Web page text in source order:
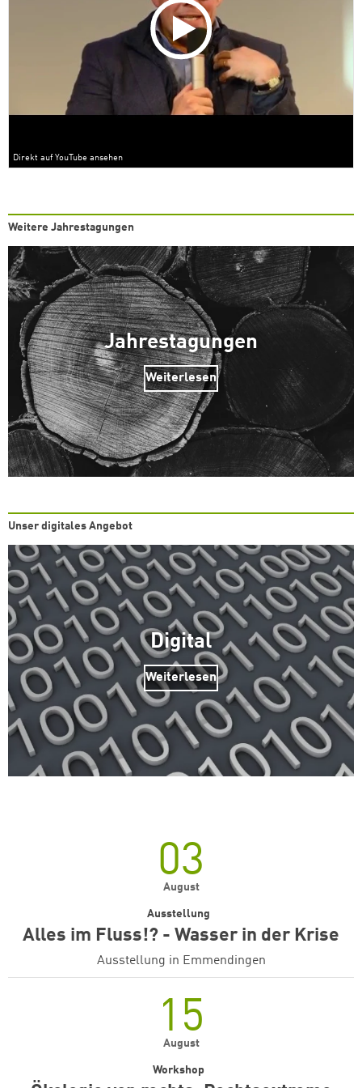
Direkt auf YouTube ansehen
Weitere Jahrestagungen
Jahrestagungen
Weiterlesen
Unser digitales Angebot
Digital
Weiterlesen
03
August
Alles im Fluss!? - Wasser in der Krise
Ausstellung
Ausstellung in Emmendingen
15
August
Workshop